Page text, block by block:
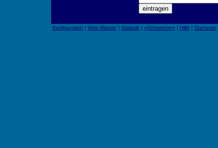
Konfiguration| Web-Blaster| Statistik | »Schwester«| Hilfe| Startseite